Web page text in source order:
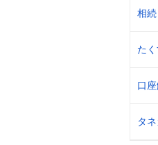
相続
た
口
タ